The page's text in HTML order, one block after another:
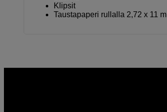
Klipsit
Taustapaperi rullalla 2,72 x 11 m